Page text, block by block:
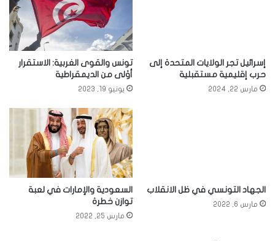
إسرائيل تجر الولايات المتحدة إلى
حرب إقليمية مستقبلية
مارس 22, 2024
تونس والقوى الغربية: الاستقرار
أوْلى من الديمقراطية
يونيو 19, 2023
الجهاد التونسي في ظل الانقلاب
مارس 6, 2022
السعودية والإمارات في لعبة
توازن خطرة
مارس 25, 2022